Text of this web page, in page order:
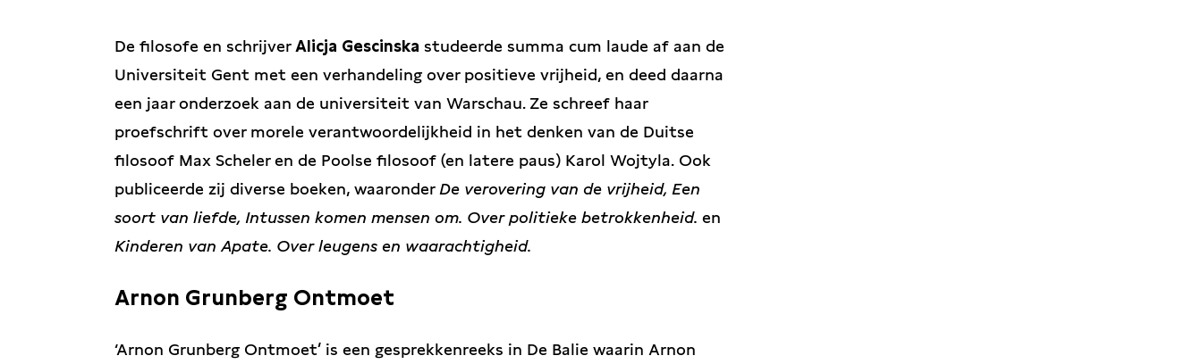
De filosofe en schrijver Alicja Gescinska studeerde summa cum laude af aan de
Universiteit Gent met een verhandeling over positieve vrijheid, en deed daarna
een jaar onderzoek aan de universiteit van Warschau. Ze schreef haar
proefschrift over morele verantwoordelijkheid in het denken van de Duitse
filosoof Max Scheler en de Poolse filosoof (en latere paus) Karol Wojtyla. Ook
publiceerde zij diverse boeken, waaronder De verovering van de vrijheid, Een
soort van liefde, Intussen komen mensen om. Over politieke betrokkenheid. en
Kinderen van Apate. Over leugens en waarachtigheid.
Arnon Grunberg Ontmoet
‘Arnon Grunberg Ontmoet’ is een gesprekkenreeks in De Balie waarin Arnon